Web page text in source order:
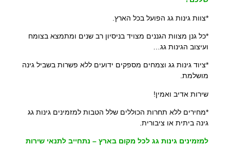
*צוות גינות גג הפועל בכל הארץ.
*כל גנן מצוות הגננים מצויד בניסיון רב שנים ומתמצא בצומח
ועיצוב הגינות גג…
*ציוד גינות גג וצמחים מספקים ידועים ללא פשרות בשביל גינה
מושלמת.
שירות אדיב ואמין!
*מחירים ללא תחרות הכוללים שלל הטבות למזמינים גינות גג
גינה ביתית או ציבורית.
למזמינים גינות גג לכל מקום בארץ – נתחייב לתנאי שירות